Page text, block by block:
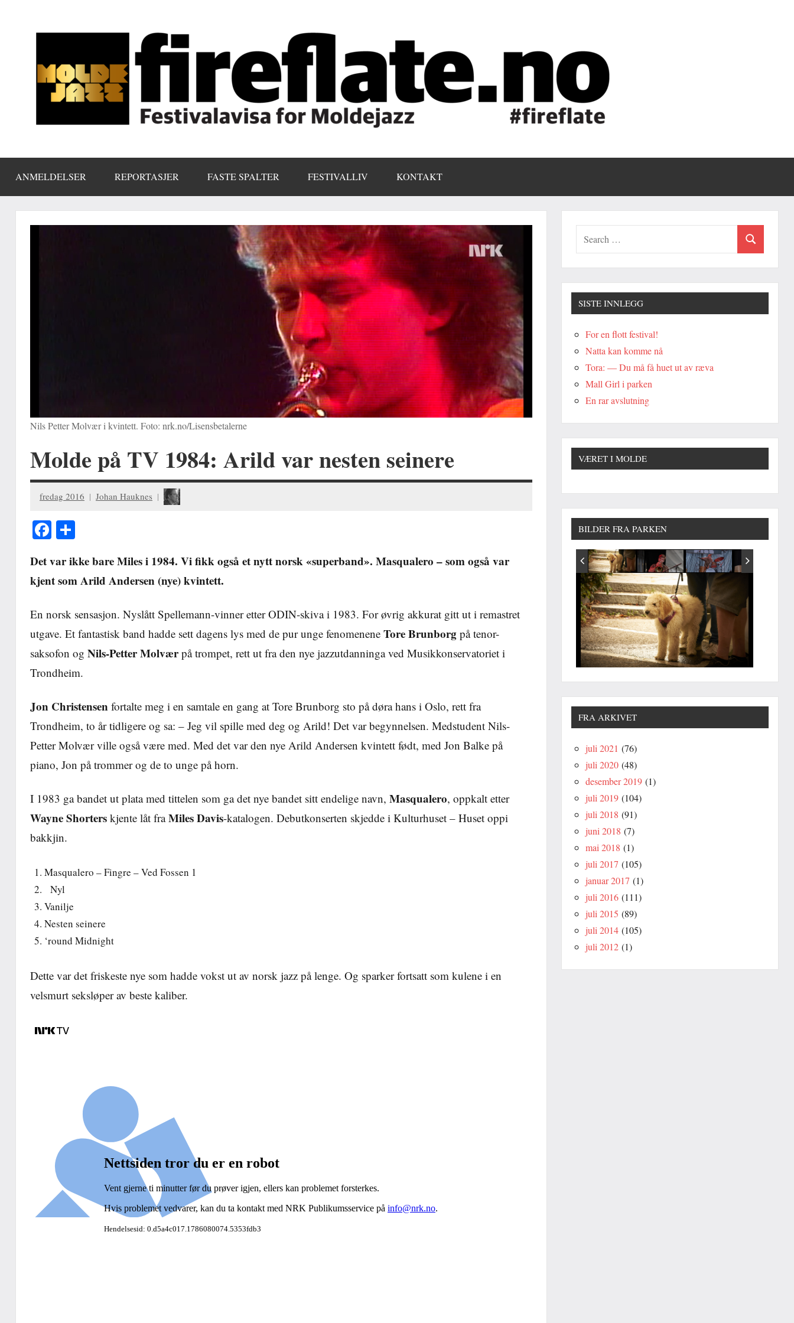
ANMELDELSER REPORTASJER FASTE SPALTER FESTIVALLIV KONTAKT
Nils Petter Molvær i kvintett. Foto: nrk.no/Lisensbetalerne
Molde på TV 1984: Arild var nesten seinere
fredag 2016 Johan Hauknes
Facebook
Det var ikke bare Miles i 1984. Vi fikk også et nytt norsk «superband». Masqualero – som også var
kjent som Arild Andersen (nye) kvintett.
En norsk sensasjon. Nyslått Spellemann-vinner etter ODIN-skiva i 1983. For øvrig akkurat gitt ut i remastret
utgave. Et fantastisk band hadde sett dagens lys med de pur unge fenomenene Tore Brunborg på tenor-
saksofon og Nils-Petter Molværpå trompet, rett ut fra den nye jazzutdanninga ved Musikkonservatoriet i
Trondheim.
Jon Christensen fortalte meg i en samtale en gang at Tore Brunborg sto på døra hans i Oslo, rett fra
Trondheim, to år tidligere og sa: – Jeg vil spille med deg og Arild! Det var begynnelsen. Medstudent Nils-
Petter Molvær ville også være med. Med det var den nye Arild Andersen kvintett født, med Jon Balke på
piano, Jon på trommer og de to unge på horn.
I 1983 ga bandet ut plata med tittelen som ga det nye bandet sitt endelige navn, Masqualero, oppkalt etter
Wayne Shorters kjente låt fraMiles Davis-katalogen. Debutkonserten skjedde i Kulturhuset – Huset oppi
bakkjin.
Masqualero – Fingre – Ved Fossen 1
Nyl
Vanilje
Nesten seinere
‘round Midnight
Dette var det friskeste nye som hadde vokst ut av norsk jazz på lenge. Og sparker fortsatt som kulene i en
velsmurt seksløper av beste kaliber.
SISTE INNLEGG
For en flott festival!
Natta kan komme nå
Tora: — Du må få huet ut av ræva
Mall Girl i parken
En rar avslutning
VÆRET I MOLDE
BILDER FRA PARKEN
FRA ARKIVET
juli 2021 (76)
juli 2020 (48)
desember 2019 (1)
juli 2019 (104)
juli 2018 (91)
juni 2018 (7)
mai 2018 (1)
juli 2017 (105)
januar 2017 (1)
juli 2016 (111)
juli 2015 (89)
juli 2014 (105)
juli 2012 (1)